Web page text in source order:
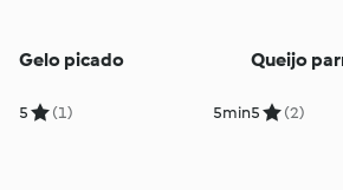
Gelo picado
5 (1) 5min
Queijo
5 (2)